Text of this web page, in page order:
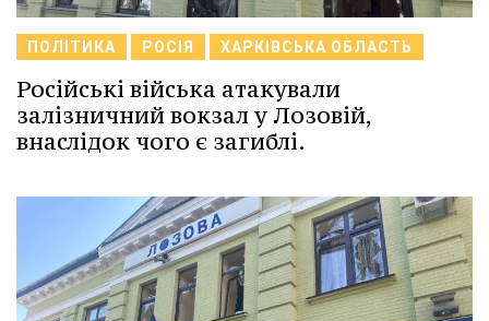
ПОЛІТИКА РОСІЯ ХАРКІВСЬКА ОБЛАСТЬ
Російські війська атакували
залізничний вокзал у Лозовій,
внаслідок чого є загиблі.